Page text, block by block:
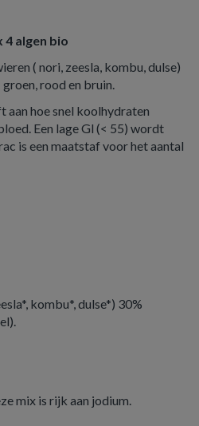
algen bio
( nori, zeesla, kombu, dulse)
rood en bruin.
aan hoe snel koolhydraten
Een lage Gl (< 55) wordt
is een maatstaf voor het aantal
kombu*, dulse*) 30%
mix is rijk aan jodium.